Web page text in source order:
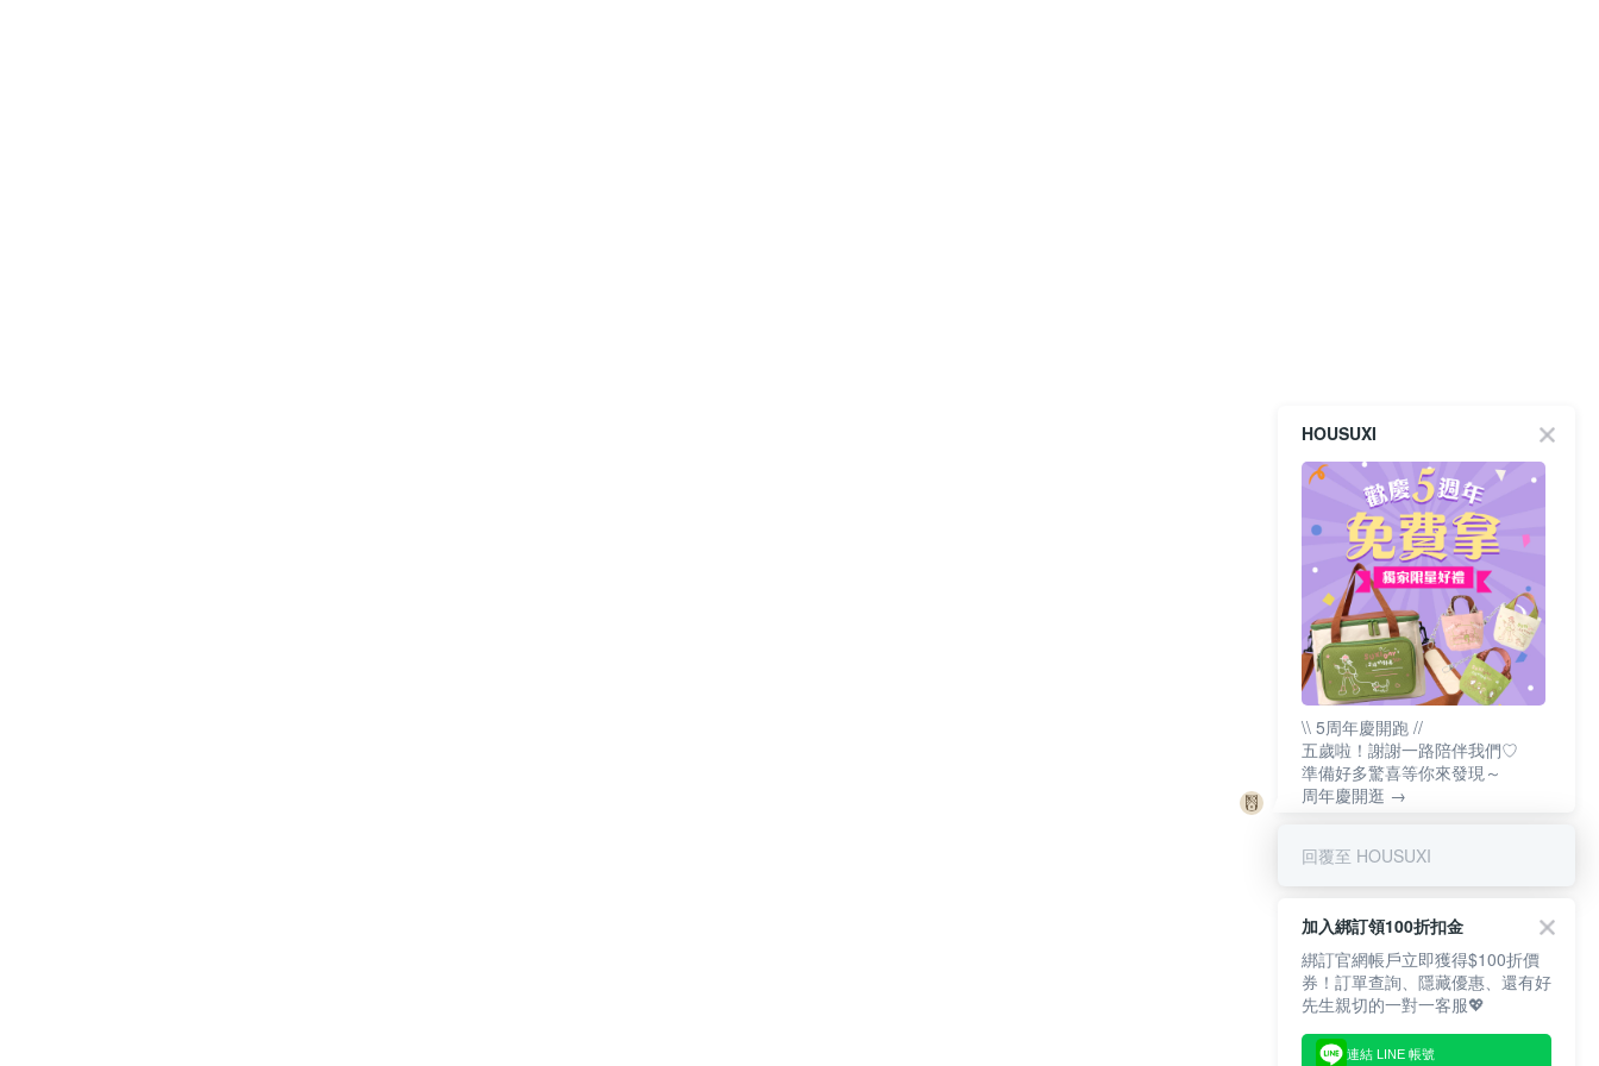
HOUSUXI
\\ 5周年慶開跑 //
五歲啦！謝謝一路陪伴我們♡
準備好多驚喜等你來發現～
周年慶開逛 →
回覆至 HOUSUXI
加入綁訂領100折扣金
綁訂官網帳戶立即獲得$100折價
券！訂單查詢、隱藏優惠、還有好
先生親切的一對一客服💖
連結 LINE 帳號